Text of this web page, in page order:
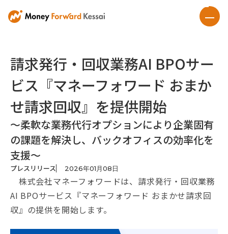
請求発行・回収業務AI BPOサー
ビス『マネーフォワード おまか
せ請求回収』を提供開始
～柔軟な業務代行オプションにより企業固有
の課題を解決し、バックオフィスの効率化を
支援～
プレスリリース 2026年01 月08日
株式会社マネーフォワードは、請求発行・回収業務
AI BPOサービス『マネーフォワード おまかせ請求回
収』の提供を開始します。